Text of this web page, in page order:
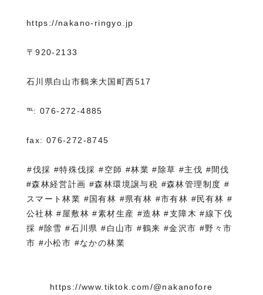
https://nakano-ringyo.jp⁡
〒920-2133
石川県白山市鶴来大国町西517
℡: 076-272-4885
fax: 076-272-8745
⁡#伐採 #特殊伐採 #空師 #林業 #除草 #主伐 #間伐
#森林経営計画 #森林環境譲与税 #森林管理制度 #
スマート林業 #国有林 #県有林 #市有林 #民有林 #
公社林 #屋敷林 #素材生産 #造林 #支障木 #線下伐
採 #除雪 #石川県 #白山市 #鶴来 #金沢市 #野々市
市 #小松市 #なかの林業
https://www.tiktok.com/@nakanofore